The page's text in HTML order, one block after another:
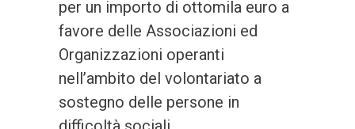
per un importo di ottomila euro a
favore delle Associazioni ed
Organizzazioni operanti
nell’ambito del volontariato a
sostegno delle persone in